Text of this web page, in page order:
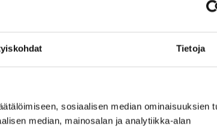
Tietoja
sosiaalisen median ominaisuuksien
median, mainosalan ja analytiikka-alan